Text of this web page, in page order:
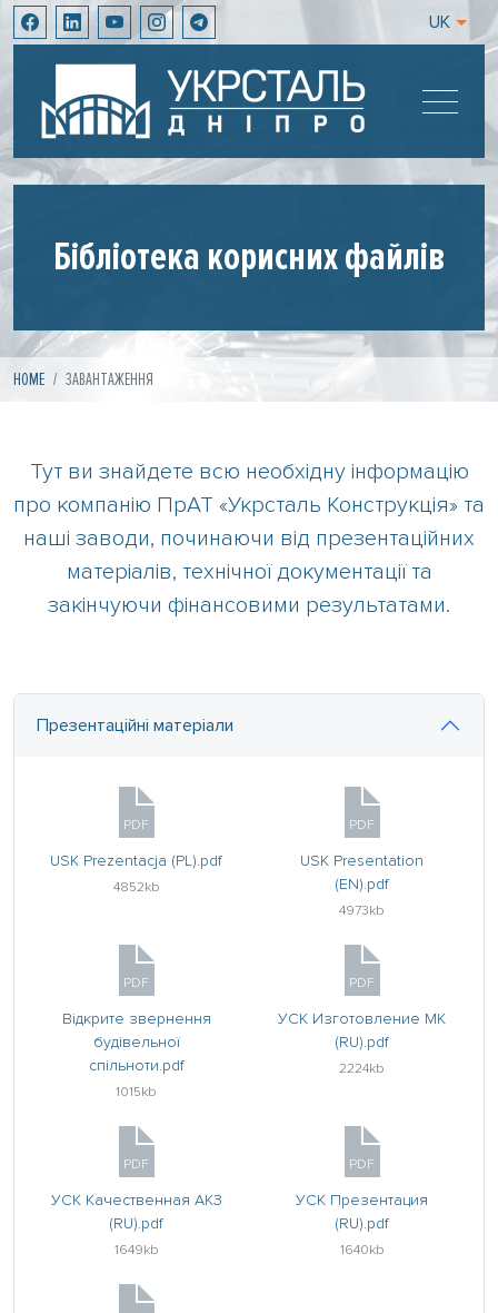
UK
Бібліотека корисних файлів
HOME ЗАВАНТАЖЕННЯ
Тут ви знайдете всю необхідну інформацію
про компанію ПрАТ «Укрсталь Конструкція» та
наші заводи, починаючи від презентаційних
матеріалів, технічної документації та
закінчуючи фінансовими результатами.
Презентаційні матеріали
PDF
USK Prezentacja (PL).pdf
4852kb
PDF
USK Presentation
(EN).pdf
4973kb
PDF
Відкрите звернення
будівельної
спільноти.pdf
1015kb
PDF
УСК Изготовление МК
(RU).pdf
2224kb
PDF
УСК Качественная АКЗ
(RU).pdf
1649kb
PDF
УСК Презентация
(RU).pdf
1640kb